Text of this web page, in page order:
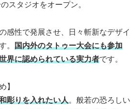
スタジオをオープン。
感性で発展させ、日々斬新なデザイ
。 国内外のタトゥー大会にも参加
界に認められている実力者です。
】
彫りを入れたい人。般若の恐ろしい